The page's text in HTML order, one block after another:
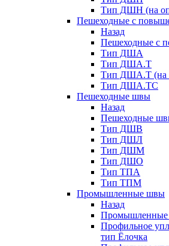
Тип ДШН (на
Пешеходные с
Назад
Пешеходные с
Тип ДША
Тип ДША.Т
Тип ДША.Т (на
Тип ДША.ТС
Пешеходные швы
Назад
Пешеходные
Тип ДШВ
Тип ДШЛ
Тип ДШМ
Тип ДШО
Тип ТПА
Тип ТПМ
Промышленные швы
Назад
Профильное
тип Ёлочка